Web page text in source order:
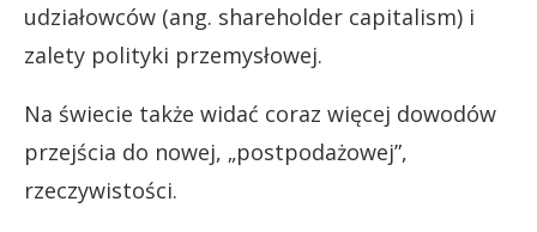
udziałowców (ang. shareholder capitalism) i
zalety polityki przemysłowej.
Na świecie także widać coraz więcej dowodów
przejścia do nowej, „postpodażowej”,
rzeczywistości.